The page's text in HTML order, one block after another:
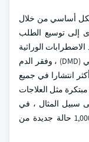
أساسي من خلال
إلى توسيع الطلب
الوراثية
، مثل التليف الكيسي ، والحثل العضلي الدوشيني (DMD) ، وفقر الدم
انتشارا في جميع
مثل العلاجات
سبيل المثال ، في
الولايات المتحدة ، يتم تشخيص ما يقرب من 1,000 حالة جديدة من